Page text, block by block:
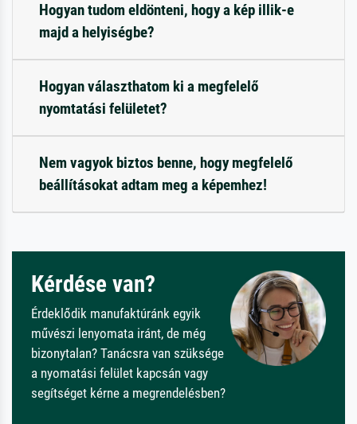
Hogyan tudom eldönteni, hogy a kép illik-e
majd a helyiségbe?
Hogyan választhatom ki a megfelelő
nyomtatási felületet?
Nem vagyok biztos benne, hogy megfelelő
beállításokat adtam meg a képemhez!
Kérdése van?
Érdeklődik manufaktúránk egyik
művészi lenyomata iránt, de még
bizonytalan? Tanácsra van szüksége
a nyomatási felület kapcsán vagy
segítséget kérne a megrendelésben?